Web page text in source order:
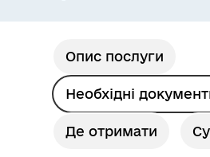
Опис послуги
Необхідні
Де отримати